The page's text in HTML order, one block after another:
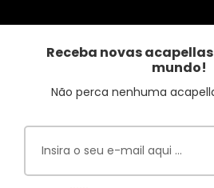
Receba novas
mundo!
Não perca nenhuma